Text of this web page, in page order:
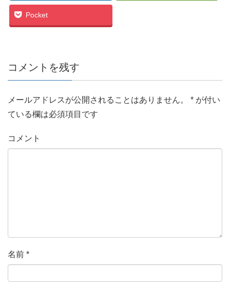
Pocket
コメントを残す
メールアドレスが公開されることはありません。 * が付い
ている欄は必須項目です
コメント
名前 *